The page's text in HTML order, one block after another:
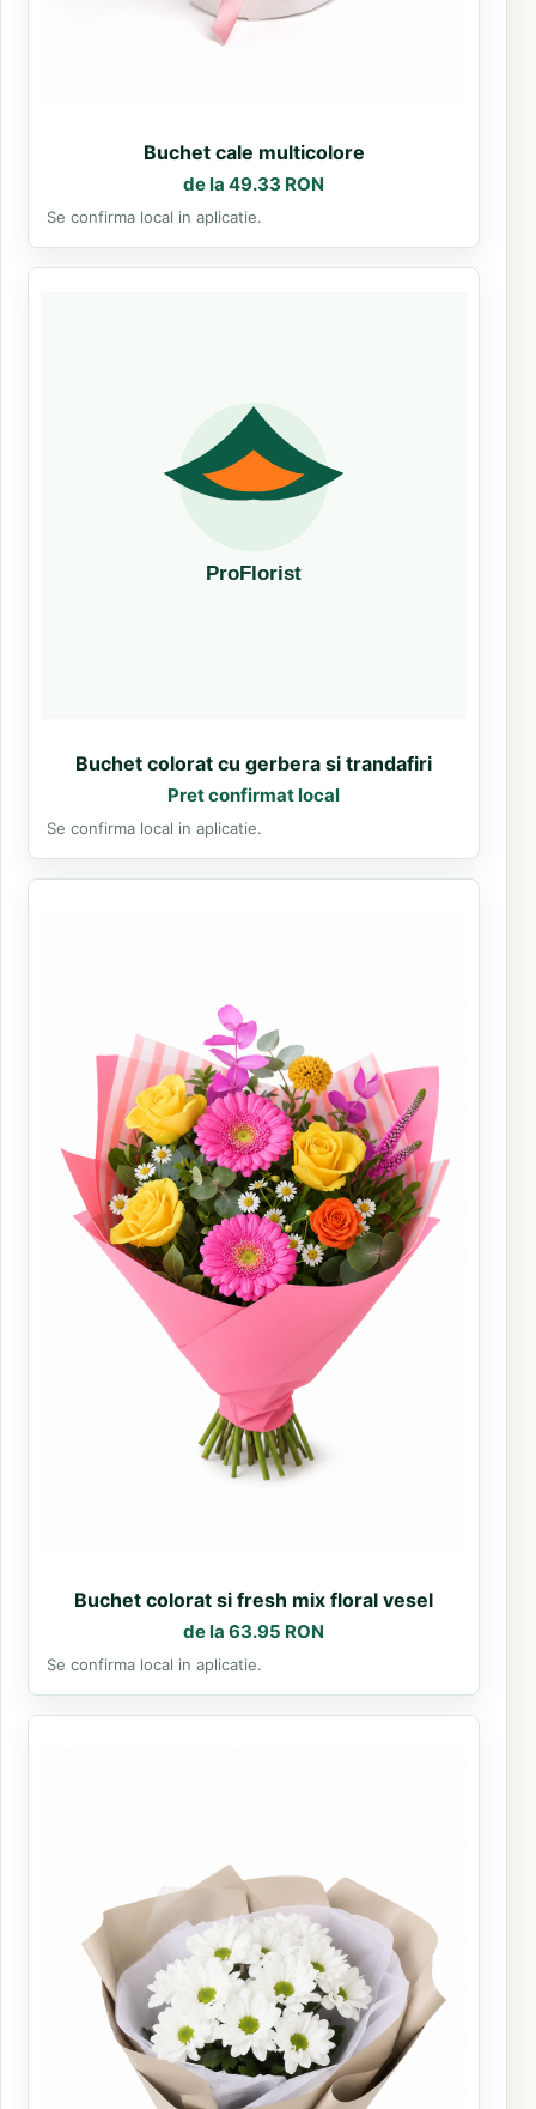
Buchet cale multicolore
de la 49.33 RON
Se confirma local in aplicatie.
Buchet colorat cu gerbera si trandafiri
Pret confirmat local
Se confirma local in aplicatie.
Buchet colorat si fresh mix floral vesel
de la 63.95 RON
Se confirma local in aplicatie.